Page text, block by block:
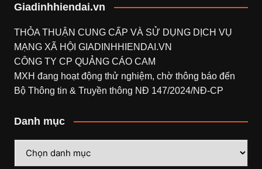
Giadinhhiendai.vn
THỎA THUẬN CUNG CẤP VÀ SỬ DỤNG DỊCH VỤ
MẠNG XÃ HỘI GIADINHHIENDAI.VN
CÔNG TY CP QUẢNG CÁO CAM
MXH đang hoạt động thử nghiệm, chờ thông báo đến
Bộ Thông tin & Truyền thông NĐ 147/2024/NĐ-CP
Danh mục
mục